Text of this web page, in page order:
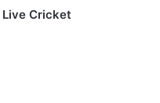
Live Cricket